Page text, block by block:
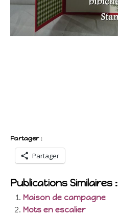
Partager :
Partager
Publications Similaires :
Maison de campagne
Mots en escalier